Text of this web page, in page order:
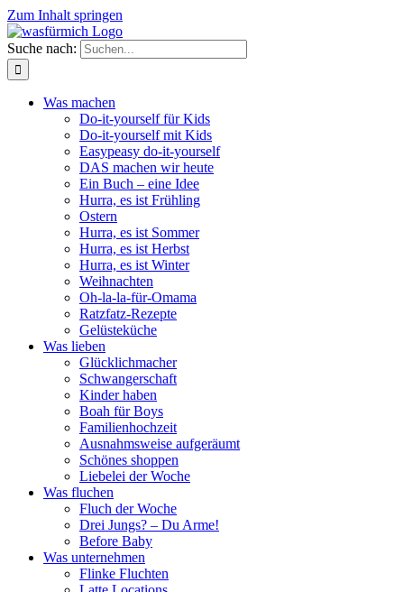
Zum Inhalt springen
Suche nach:
Was machen
Do-it-yourself für Kids
Do-it-yourself mit Kids
Easypeasy do-it-yourself
DAS machen wir heute
Ein Buch – eine Idee
Hurra, es ist Frühling
Ostern
Hurra, es ist Sommer
Hurra, es ist Herbst
Hurra, es ist Winter
Weihnachten
Oh-la-la-für-Omama
Ratzfatz-Rezepte
Gelüsteküche
Was lieben
Glücklichmacher
Schwangerschaft
Kinder haben
Boah für Boys
Familienhochzeit
Ausnahmsweise aufgeräumt
Schönes shoppen
Liebelei der Woche
Was fluchen
Fluch der Woche
Drei Jungs? – Du Arme!
Before Baby
Was unternehmen
Flinke Fluchten